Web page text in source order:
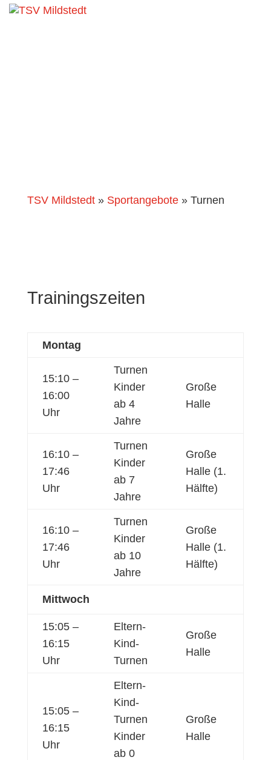
TSV Mildstedt » Sportangebote »Turnen
Trainingszeiten
Montag
15:10 –
16:00
Uhr
Turnen
Kinder
ab 4
Jahre
Große
Halle
16:10 –
17:46
Uhr
Turnen
Kinder
ab 7
Jahre
Große
Halle (1.
Hälfte)
16:10 –
17:46
Uhr
Turnen
Kinder
ab 10
Jahre
Große
Halle (1.
Hälfte)
Mittwoch
15:05 –
16:15
Uhr
Eltern-
Kind-
Turnen
Große
Halle
15:05 –
16:15
Uhr
Eltern-
Kind-
Turnen
Kinder
ab 0
Große
Halle